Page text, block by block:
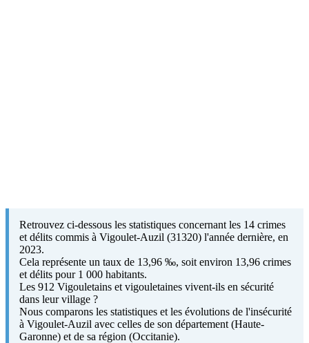
Retrouvez ci-dessous les statistiques concernant les 14 crimes
et délits commis à Vigoulet-Auzil (31320) l'année dernière, en
2023.
Cela représente un taux de 13,96 ‰, soit environ 13,96 crimes
et délits pour 1 000 habitants.
Les 912 Vigouletains et vigouletaines vivent-ils en sécurité
dans leur village ?
Nous comparons les statistiques et les évolutions de l'insécurité
à Vigoulet-Auzil avec celles de son département (Haute-
Garonne) et de sa région (Occitanie).